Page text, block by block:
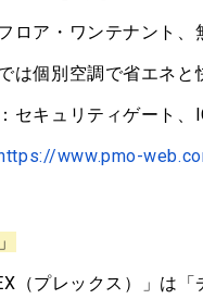
ロア・ワンテナント
は個別空調で省エネと
セキュリティゲート
www.pmo-
（プレックス）」は